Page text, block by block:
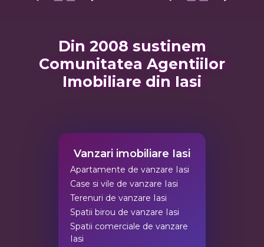
Din 2008 sustinem
Comunitatea Agentiilor
Imobiliare din Iasi
Vanzari imobiliare Iasi
Apartamente de vanzare Iasi
Case si vile de vanzare Iasi
Terenuri de vanzare Iasi
Spatii birou de vanzare Iasi
Spatii comerciale de vanzare
Iasi